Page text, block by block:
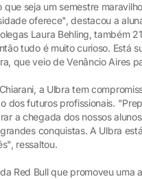
seja um semestre
oferece", destacou a
Laura Behling, também
tudo é muito curioso. Está
que veio de Venâncio Aires
a Ulbra tem
dos futuros profissionais.
a chegada dos nossos
conquistas. A Ulbra
ressaltou.
Red Bull que promoveu uma